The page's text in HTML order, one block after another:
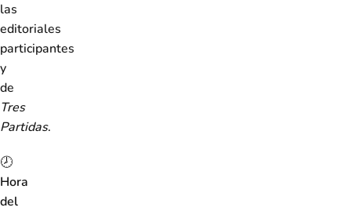
las
editoriales
participantes
y
de
Tres
Partidas.
🕗
Hora
del